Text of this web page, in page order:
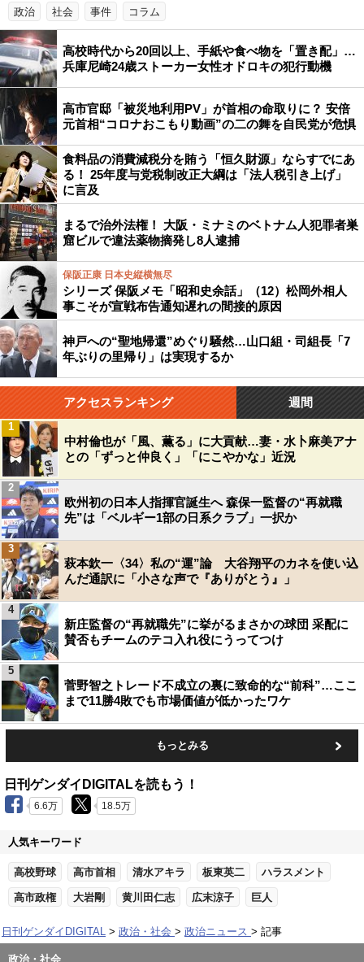
政治 社会 事件 コラム
高校時代から20回以上、手紙や食べ物を「置き配」…
兵庫尼崎24歳ストーカー女性オドロキの犯行動機
高市官邸「被災地利用PV」が首相の命取りに？ 安倍
元首相“コロナおこもり動画”の二の舞を自民党が危惧
食料品の消費減税分を賄う「恒久財源」ならすでにあ
る！ 25年度与党税制改正大綱は「法人税引き上げ」
に言及
まるで治外法権！ 大阪・ミナミのベトナム人犯罪者巣
窟ビルで違法薬物摘発し8人逮捕
保阪正康 日本史縦横無尽
シリーズ 保阪メモ「昭和史余話」（12）松岡外相人
事こそが宣戦布告通知遅れの間接的原因
神戸への“聖地帰還”めぐり騒然…山口組・司組長「7
年ぶりの里帰り」は実現するか
アクセスランキング 週間
中村倫也が「風、薫る」に大貢献…妻・水卜麻美アナ
との「ずっと仲良く」「にこやかな」近況
1
欧州初の日本人指揮官誕生へ 森保一監督の“再就職
先”は「ベルギー1部の日系クラブ」一択か
2
萩本欽一〈34〉私の“運”論 大谷翔平のカネを使い込
んだ通訳に「小さな声で『ありがとう』」
3
新庄監督の“再就職先”に挙がるまさかの球団 采配に
賛否もチームのテコ入れ役にうってつけ
4
菅野智之トレード不成立の裏に致命的な“前科”…ここ
まで11勝4敗でも市場価値が低かったワケ
5
もっとみる
日刊ゲンダイDIGITALを読もう！
6.6万 18.5万
人気キーワード
高校野球 高市首相 清水アキラ 板東英二 ハラスメント
高市政権 大岩剛 黄川田仁志 広末涼子 巨人
日刊ゲンダイDIGITAL 政治・社会 政治ニュース 記事
政治・社会